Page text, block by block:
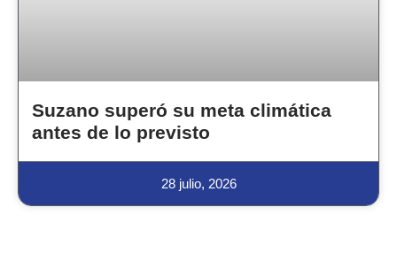
Suzano superó su meta climática
antes de lo previsto
28 julio, 2026